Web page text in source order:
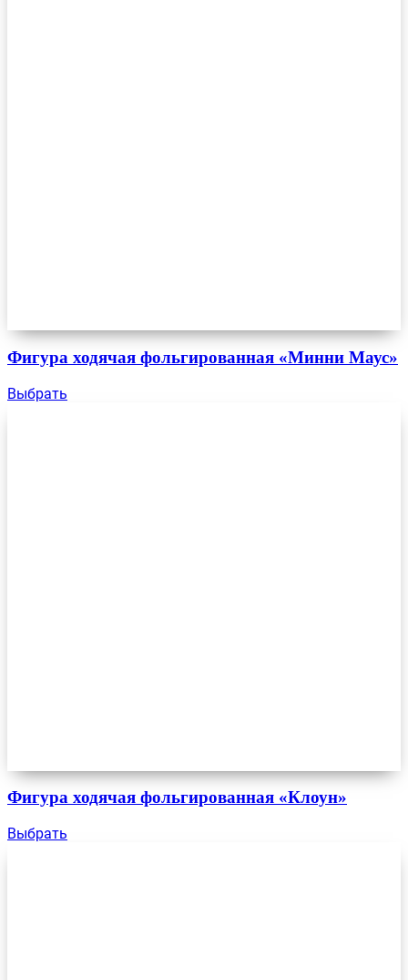
Фигура ходячая фольгированная «Минни Маус»
Выбрать
Фигура ходячая фольгированная «Клоун»
Выбрать